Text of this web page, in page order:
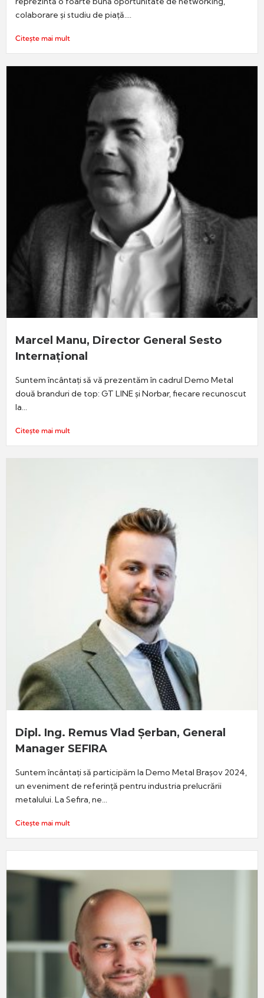
colaborare și studiu de piață....
Citește mai mult
Marcel Manu, Director General Sesto
Internațional
Suntem încântați să vă prezentăm în cadrul Demo Metal
două branduri de top: GT LINE și Norbar, fiecare recunoscut
la...
Citește mai mult
Dipl. Ing. Remus Vlad Șerban, General
Manager SEFIRA
Suntem încântați să participăm la Demo Metal Brașov 2024,
un eveniment de referință pentru industria prelucrării
metalului. La Sefira, ne...
Citește mai mult